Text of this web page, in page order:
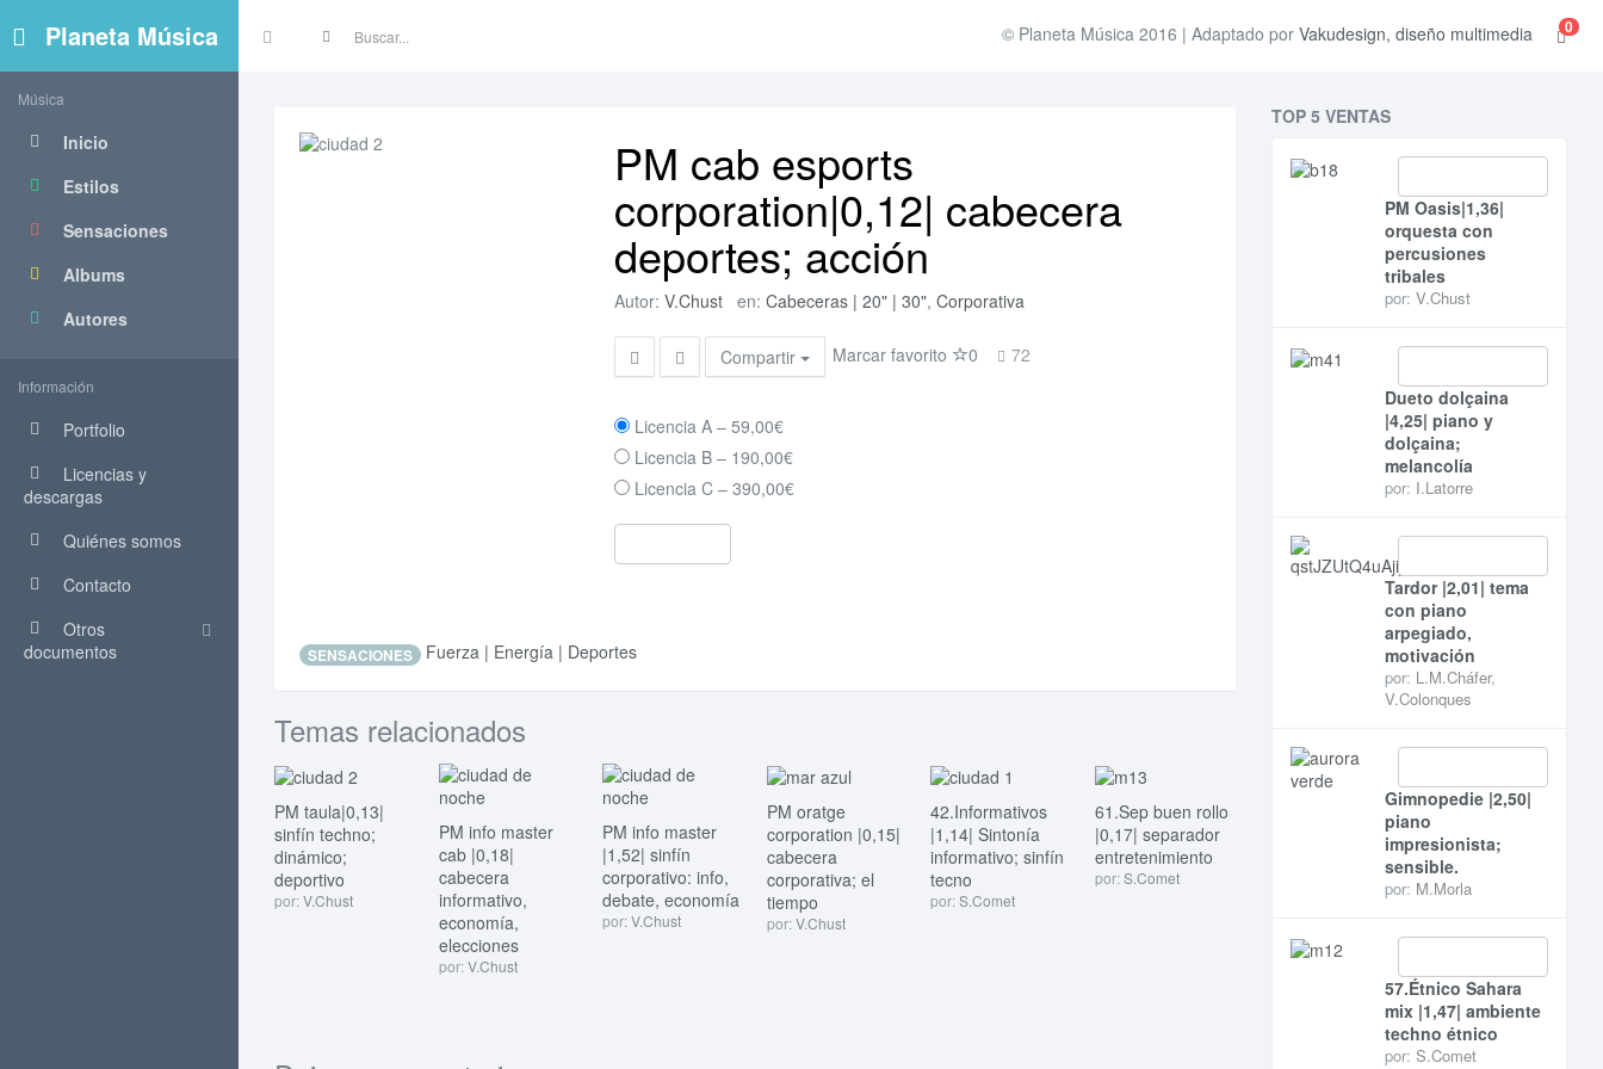
Planeta Música 0
© Planeta Música 2016 | Adaptado por Vakudesign, diseño multimedia
Música
Inicio
Estilos
Sensaciones
Albums
Autores
Información
Portfolio
Licencias y
descargas
Quiénes somos
Contacto
Otros
documentos
PM cab esports
corporation|0,12| cabecera
deportes; acción
Autor:V.Chust en:Cabeceras | 20" | 30",Corporativa
Compartir Marcar favorito 0 72
Licencia A –59,00€
Licencia B – 190,00€
Licencia C –390,00€
SENSACIONES Fuerza | Energía | Deportes
Temas relacionados
PM taula|0,13|
sinfín techno;
dinámico;
deportivo
por:V.Chust
PM info master
cab |0,18|
cabecera
informativo,
economía,
elecciones
por:V.Chust
PM info master
|1,52| sinfín
corporativo: info,
debate, economía
por:V.Chust
PM oratge
corporation |0,15|
cabecera
corporativa; el
tiempo
por:V.Chust
42.Informativos
|1,14| Sintonía
informativo; sinfín
tecno
por:S.Comet
61.Sep buen rollo
|0,17| separador
entretenimiento
por:S.Comet
TOP 5 VENTAS
PM Oasis|1,36|
orquesta con
percusiones
tribales
por: V.Chust
Dueto dolçaina
|4,25| piano y
dolçaina;
melancolía
por: I.Latorre
Tardor |2,01| tema
con piano
arpegiado,
motivación
por: L.M.Cháfer,
V.Colonques
Gimnopedie |2,50|
piano
impresionista;
sensible.
por: M.Morla
57.Étnico Sahara
mix |1,47| ambiente
techno étnico
por: S.Comet